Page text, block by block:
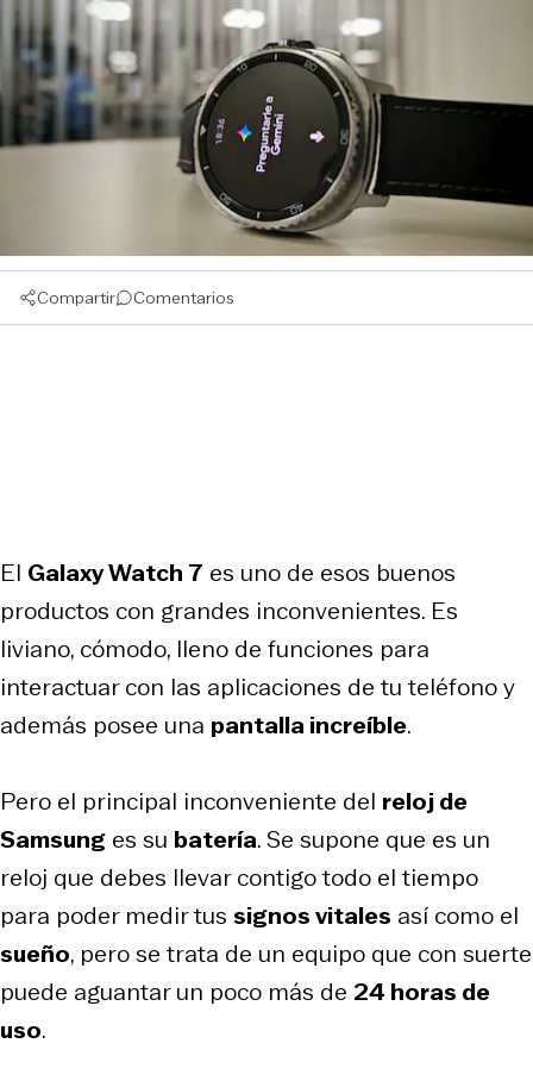
Compartir Comentarios
El Galaxy Watch 7 es uno de esos buenos
productos con grandes inconvenientes. Es
liviano, cómodo, lleno de funciones para
interactuar con las aplicaciones de tu teléfono y
además posee una pantalla increíble.
Pero el principal inconveniente del reloj de
Samsung es su batería. Se supone que es un
reloj que debes llevar contigo todo el tiempo
para poder medir tus signos vitales así como el
sueño, pero se trata de un equipo que con suerte
puede aguantar un poco más de 24 horas de
uso.